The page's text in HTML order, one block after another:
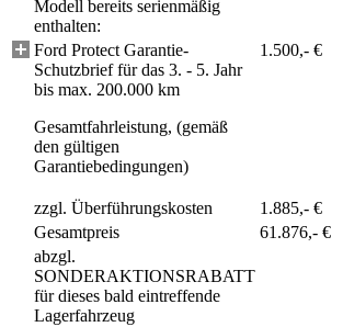
Modell bereits serienmäßig
enthalten:
Ford Protect Garantie-
Schutzbrief für das 3. - 5. Jahr
bis max. 200.000 km
Gesamtfahrleistung, (gemäß
den gültigen
Garantiebedingungen)
1.500,- €
zzgl. Überführungskosten 1.885,- €
Gesamtpreis
61.876,- €
abzgl.
SONDERAKTIONSRABATT
für dieses bald eintreffende
Lagerfahrzeug